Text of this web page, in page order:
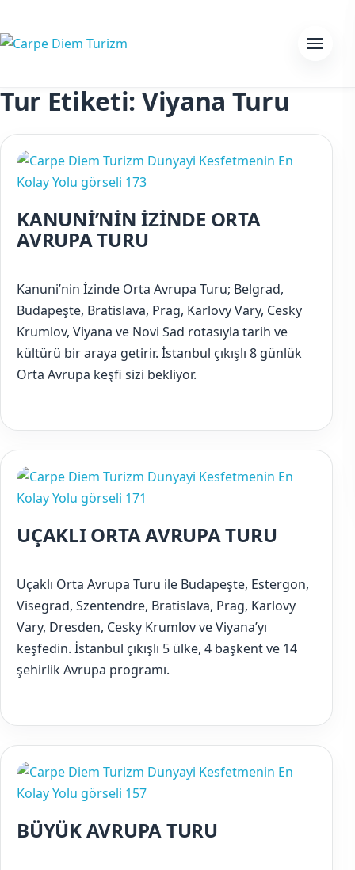
Menu
Tur Etiketi: Viyana Turu
KANUNİ’NİN İZİNDE ORTA
AVRUPA TURU
Kanuni’nin İzinde Orta Avrupa Turu; Belgrad,
Budapeşte, Bratislava, Prag, Karlovy Vary, Cesky
Krumlov, Viyana ve Novi Sad rotasıyla tarih ve
kültürü bir araya getirir. İstanbul çıkışlı 8 günlük
Orta Avrupa keşfi sizi bekliyor.
UÇAKLI ORTA AVRUPA TURU
Uçaklı Orta Avrupa Turu ile Budapeşte, Estergon,
Visegrad, Szentendre, Bratislava, Prag, Karlovy
Vary, Dresden, Cesky Krumlov ve Viyana’yı
keşfedin. İstanbul çıkışlı 5 ülke, 4 başkent ve 14
şehirlik Avrupa programı.
BÜYÜK AVRUPA TURU